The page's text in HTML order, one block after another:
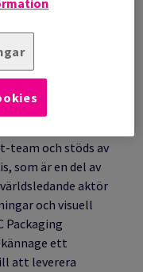
Billancourt, 9 juli 2024
leverantör av
team och stöds av
som är en del av
aktör
och visuell
Packaging
ett
att leverera